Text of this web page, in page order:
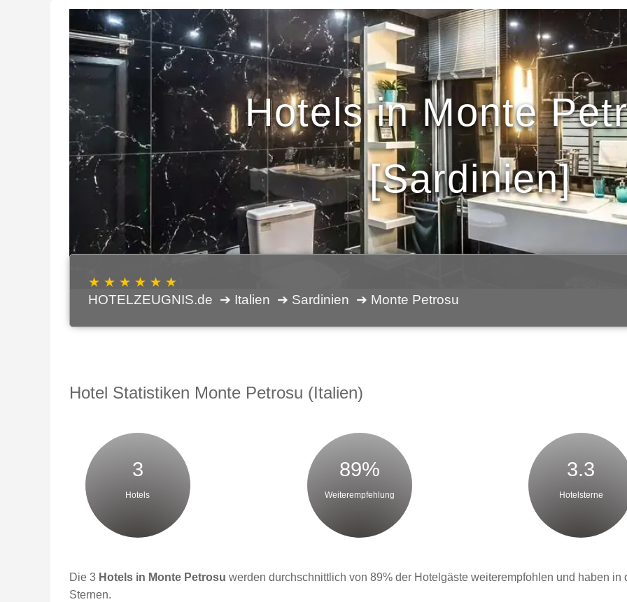
Hotels in Monte
[Sardinien]
★ ★ ★ ★ ★ ★
HOTELZEUGNIS.de ➔ Italien ➔ Sardinien ➔ Monte Petrosu
Hotel Statistiken Monte Petrosu (Italien)
3
Hotels
89%
Weiterempfehlung
3.3
Hotelsterne
Die 3 Hotels in Monte Petrosu werden durchschnittlich von 89% der Hotelgäste weiterempfohlen und haben
Sternen.